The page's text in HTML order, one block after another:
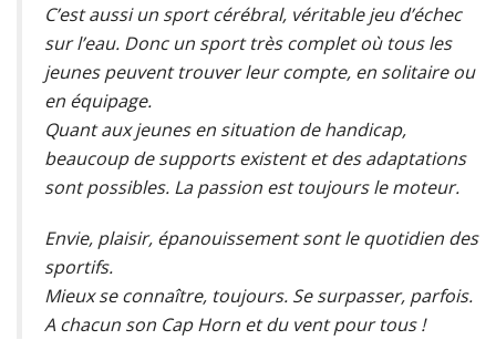
C’est aussi un sport cérébral, véritable jeu d’échec
sur l’eau. Donc un sport très complet où tous les
jeunes peuvent trouver leur compte, en solitaire ou
en équipage.
Quant aux jeunes en situation de handicap,
beaucoup de supports existent et des adaptations
sont possibles. La passion est toujours le moteur.
Envie, plaisir, épanouissement sont le quotidien des
sportifs.
Mieux se connaître, toujours. Se surpasser, parfois.
A chacun son Cap Horn et du vent pour tous !